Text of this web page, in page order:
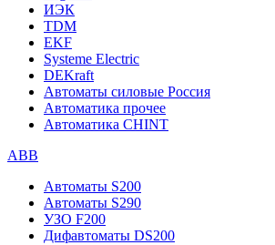
ИЭК
TDM
EKF
Systeme Electric
DEKraft
Автоматы силовые Россия
Автоматика прочее
Автоматика CHINT
ABB
Автоматы S200
Автоматы S290
УЗО F200
Дифавтоматы DS200